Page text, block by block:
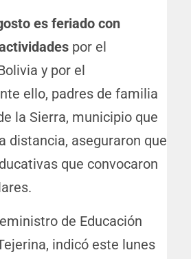
es feriado con
por el
y por el
ello, padres de familia
la Sierra, municipio que
distancia, aseguraron que
que convocaron
de Educación
indicó este lunes